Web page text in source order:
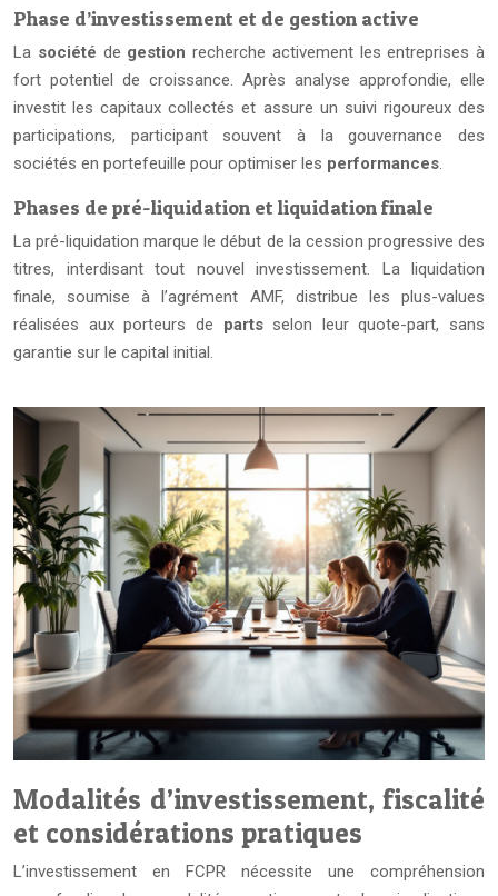
Phase d’investissement et de gestion active
La société de gestion recherche activement les entreprises à
fort potentiel de croissance. Après analyse approfondie, elle
investit les capitaux collectés et assure un suivi rigoureux des
participations, participant souvent à la gouvernance des
sociétés en portefeuille pour optimiser les performances.
Phases de pré-liquidation et liquidation finale
La pré-liquidation marque le début de la cession progressive des
titres, interdisant tout nouvel investissement. La liquidation
finale, soumise à l’agrément AMF, distribue les plus-values
réalisées aux porteurs de partsselon leur quote-part, sans
garantie sur le capital initial.
Modalités d’investissement, fiscalité
et considérations pratiques
L’investissement en FCPR nécessite une compréhension